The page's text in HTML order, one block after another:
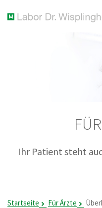
Ihr Patient steht
Startseite Für Ärzte